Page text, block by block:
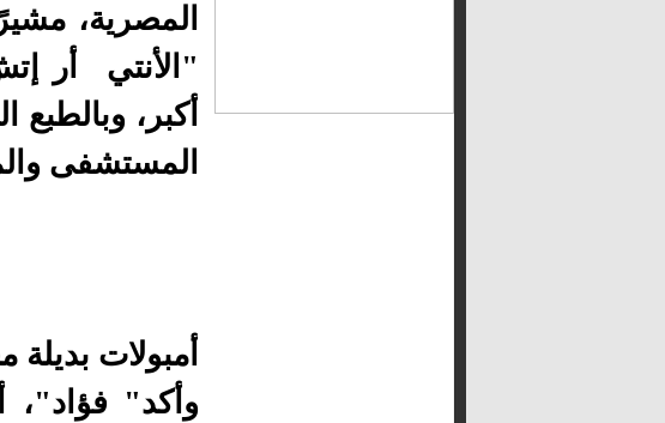
المصرية،
"الأنتي أر
أكبر،
المستشفى
أمبولات بديلة
وأكد" فؤاد"،